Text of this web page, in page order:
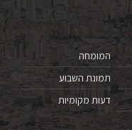
המומחה
תמונת השבוע
דעות מקומיות